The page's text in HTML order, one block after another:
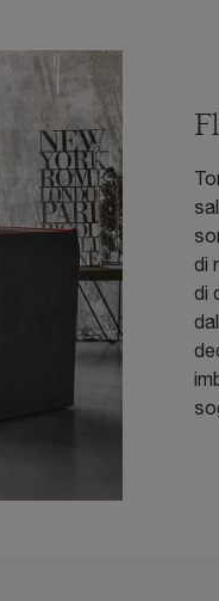
di
di